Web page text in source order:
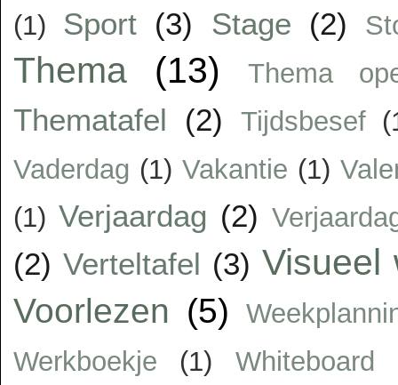
(1) Sport (3) Stage (2)
Thema (13) Thema
Thematafel (2) Tijdsbesef
Vaderdag (1) Vakantie (1)
(1) Verjaardag (2)
(2) Verteltafel (3) Visueel
Voorlezen (5)
Werkboekje
(1) Whiteboard